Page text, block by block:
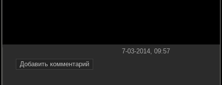
Добавить комментарий
7-03-2014, 09:57